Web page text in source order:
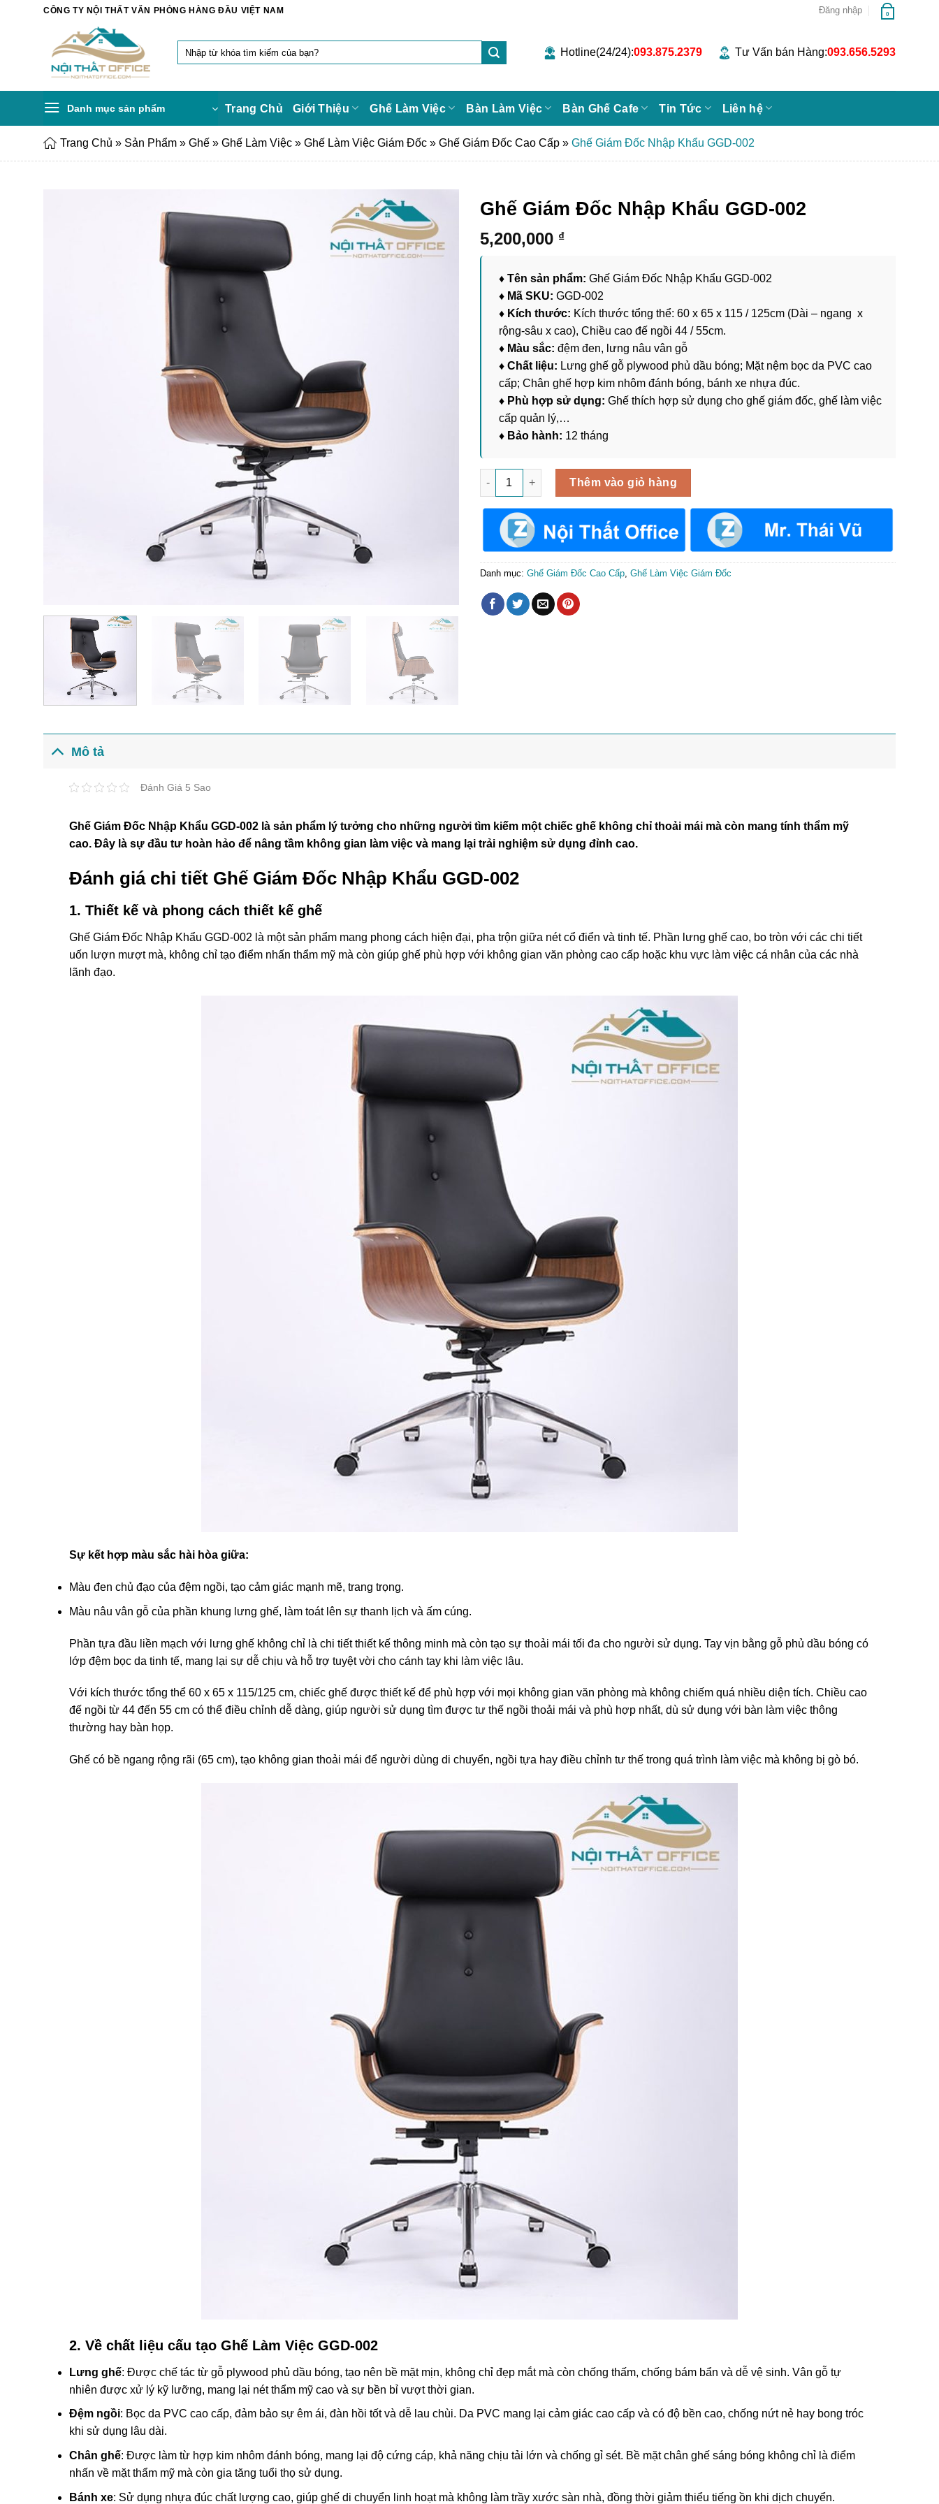
CÔNG TY NỘI THẤT VĂN PHÒNG HÀNG ĐẦU VIỆT NAM Đăng nhập 0
kiếm:
Hotline(24/24):093.875.2379 Tư Vấn bán Hàng:093.656.5293
Danh mục sản phẩm Trang Chủ Giới Thiệu Ghế Làm Việc Bàn Làm Việc Bàn Ghế Cafe Tin Tức Liên hệ
Trang Chủ » Sản Phẩm » Ghế » Ghế Làm Việc » Ghế Làm Việc Giám Đốc » Ghế Giám Đốc Cao Cấp » Ghế Giám Đốc Nhập Khẩu GGD-002
Ghế Giám Đốc Nhập Khẩu GGD-002
5,200,000 ₫
♦ Tên sản phẩm: Ghế Giám Đốc Nhập Khẩu GGD-002
♦ Mã SKU: GGD-002
♦ Kích thước: Kích thước tổng thể: 60 x 65 x 115 / 125cm (Dài – ngang x
rộng-sâu x cao), Chiều cao đế ngồi 44 / 55cm.
♦ Màu sắc: đệm đen, lưng nâu vân gỗ
♦ Chất liệu: Lưng ghế gỗ plywood phủ dầu bóng; Mặt nệm bọc da PVC cao
cấp; Chân ghế hợp kim nhôm đánh bóng, bánh xe nhựa đúc.
♦ Phù hợp sử dụng: Ghế thích hợp sử dụng cho ghế giám đốc, ghế làm việc
cấp quản lý,…
♦ Bảo hành: 12 tháng
Ghế Giám Đốc Nhập Khẩu GGD-002 số lượng
Thêm vào giỏ hàng
Danh mục: Ghế Giám Đốc Cao Cấp Ghế Làm Việc Giám Đốc
Mô tả
Đánh Giá 5 Sao
Ghế Giám Đốc Nhập Khẩu GGD-002 là sản phẩm lý tưởng cho những người tìm kiếm một chiếc ghế không chỉ thoải mái mà còn mang tính thẩm mỹ
cao. Đây là sự đầu tư hoàn hảo để nâng tầm không gian làm việc và mang lại trải nghiệm sử dụng đỉnh cao.
Đánh giá chi tiết Ghế Giám Đốc Nhập Khẩu GGD-002
1. Thiết kế và phong cách thiết kế ghế
Ghế Giám Đốc Nhập Khẩu GGD-002 là một sản phẩm mang phong cách hiện đại, pha trộn giữa nét cổ điển và tinh tế. Phần lưng ghế cao, bo tròn với các chi tiết
uốn lượn mượt mà, không chỉ tạo điểm nhấn thẩm mỹ mà còn giúp ghế phù hợp với không gian văn phòng cao cấp hoặc khu vực làm việc cá nhân của các nhà
lãnh đạo.
Sự kết hợp màu sắc hài hòa giữa:
Màu đen chủ đạo của đệm ngồi, tạo cảm giác mạnh mẽ, trang trọng.
Màu nâu vân gỗ của phần khung lưng ghế, làm toát lên sự thanh lịch và ấm cúng.
Phần tựa đầu liền mạch với lưng ghế không chỉ là chi tiết thiết kế thông minh mà còn tạo sự thoải mái tối đa cho người sử dụng. Tay vịn bằng gỗ phủ dầu bóng có
lớp đệm bọc da tinh tế, mang lại sự dễ chịu và hỗ trợ tuyệt vời cho cánh tay khi làm việc lâu.
Với kích thước tổng thể 60 x 65 x 115/125 cm, chiếc ghế được thiết kế để phù hợp với mọi không gian văn phòng mà không chiếm quá nhiều diện tích. Chiều cao
đế ngồi từ 44 đến 55 cm có thể điều chỉnh dễ dàng, giúp người sử dụng tìm được tư thế ngồi thoải mái và phù hợp nhất, dù sử dụng với bàn làm việc thông
thường hay bàn họp.
Ghế có bề ngang rộng rãi (65 cm), tạo không gian thoải mái để người dùng di chuyển, ngồi tựa hay điều chỉnh tư thế trong quá trình làm việc mà không bị gò bó.
2. Về chất liệu cấu tạo Ghế Làm Việc GGD-002
Lưng ghế: Được chế tác từ gỗ plywood phủ dầu bóng, tạo nên bề mặt mịn, không chỉ đẹp mắt mà còn chống thấm, chống bám bẩn và dễ vệ sinh. Vân gỗ tự
nhiên được xử lý kỹ lưỡng, mang lại nét thẩm mỹ cao và sự bền bỉ vượt thời gian.
Đệm ngồi: Bọc da PVC cao cấp, đảm bảo sự êm ái, đàn hồi tốt và dễ lau chùi. Da PVC mang lại cảm giác cao cấp và có độ bền cao, chống nứt nẻ hay bong tróc
khi sử dụng lâu dài.
Chân ghế: Được làm từ hợp kim nhôm đánh bóng, mang lại độ cứng cáp, khả năng chịu tải lớn và chống gỉ sét. Bề mặt chân ghế sáng bóng không chỉ là điểm
nhấn về mặt thẩm mỹ mà còn gia tăng tuổi thọ sử dụng.
Bánh xe: Sử dụng nhựa đúc chất lượng cao, giúp ghế di chuyển linh hoạt mà không làm trầy xước sàn nhà, đồng thời giảm thiểu tiếng ồn khi dịch chuyển.